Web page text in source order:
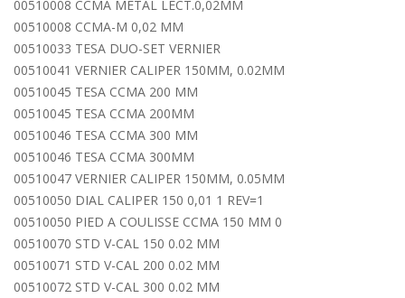
00510008 CCMA METAL LECT.0,02MM
00510008 CCMA-M 0,02 MM
00510033 TESA DUO-SET VERNIER
00510041 VERNIER CALIPER 150MM, 0.02MM
00510045 TESA CCMA 200 MM
00510045 TESA CCMA 200MM
00510046 TESA CCMA 300 MM
00510046 TESA CCMA 300MM
00510047 VERNIER CALIPER 150MM, 0.05MM
00510050 DIAL CALIPER 150 0,01 1 REV=1
00510050 PIED A COULISSE CCMA 150 MM 0
00510070 STD V-CAL 150 0.02 MM
00510071 STD V-CAL 200 0.02 MM
00510072 STD V-CAL 300 0.02 MM